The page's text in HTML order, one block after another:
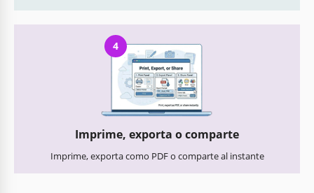
4
Imprime, exporta o comparte
Imprime, exporta como PDF o comparte al instante